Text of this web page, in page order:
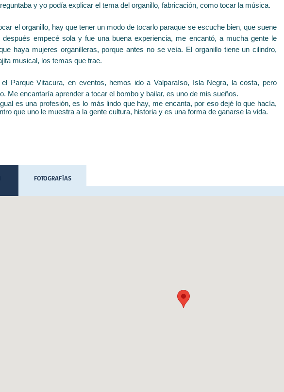
y yo podía explicar el tema del organillo, fabricación, como tocar la música.
el organillo, hay que tener un modo de tocarlo paraque se escuche bien, que suene
después empecé sola y fue una buena experiencia, me encantó, a mucha gente le
haya mujeres organilleras, porque antes no se veía. El organillo tiene un cilindro,
musical, los temas que trae.
el Parque Vitacura, en eventos, hemos ido a Valparaíso, Isla Negra, la costa, pero
Me encantaría aprender a tocar el bombo y bailar, es uno de mis sueños.
es una profesión, es lo más lindo que hay, me encanta, por eso dejé lo que hacía,
que uno le muestra a la gente cultura, historia y es una forma de ganarse la vida.
FOTOGRAFÍAS